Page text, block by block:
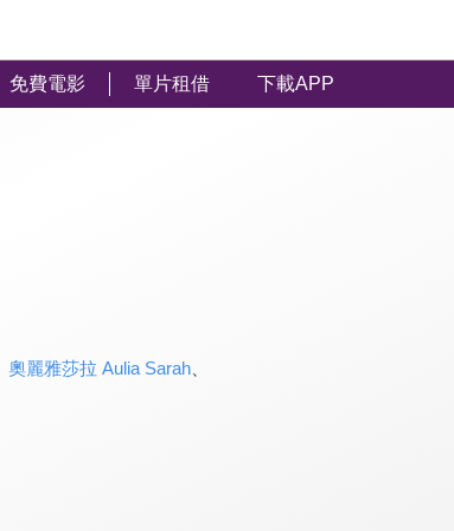
免費電影 單片租借 下載APP
奧麗雅莎拉 Aulia Sarah、